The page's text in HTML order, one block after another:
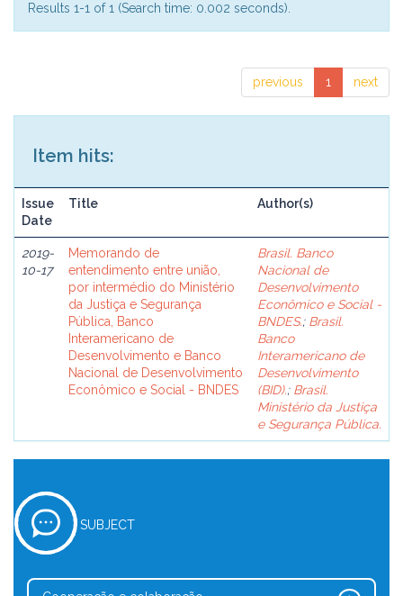
Results 1-1 of 1 (Search time: 0.002 seconds).
previous 1 next
Item hits:
Issue
Date
Title Author(s)
2019-
10-17
Memorando de
entendimento entre união,
por intermédio do Ministério
da Justiça e Segurança
Pública, Banco
Interamericano de
Desenvolvimento e Banco
Nacional de Desenvolvimento
Econômico e Social - BNDES
Brasil. Banco
Nacional de
Desenvolvimento
Econômico e Social -
BNDES.; Brasil.
Banco
Interamericano de
Desenvolvimento
(BID).; Brasil.
Ministério da Justiça
e Segurança Pública.
SUBJECT